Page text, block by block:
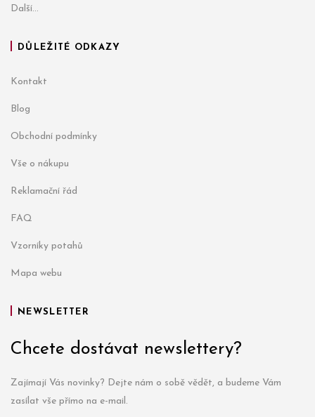
Další...
DŮLEŽITÉ ODKAZY
Kontakt
Blog
Obchodní podmínky
Vše o nákupu
Reklamační řád
FAQ
Vzorníky potahů
Mapa webu
NEWSLETTER
Chcete dostávat newslettery?
Zajímají Vás novinky? Dejte nám o sobě vědět, a budeme Vám
zasílat vše přímo na e-mail.